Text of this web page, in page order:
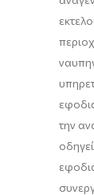
την